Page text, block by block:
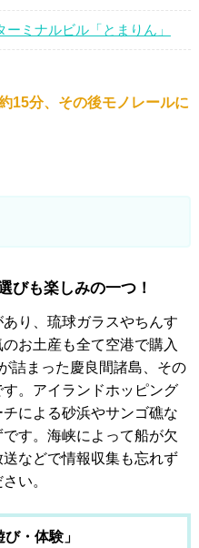
ーミナルビル「とまりん」
15分、その後モノレールに
びも楽しみの一つ！
り、琉球ガラスやちんす
お土産も全て空港で購入
詰まった慶良間諸島、その
。アイランドホッピング
による砂浜やサンゴ礁な
す。海峡によって船が欠
などで情報収集も忘れず
い。
・体験」